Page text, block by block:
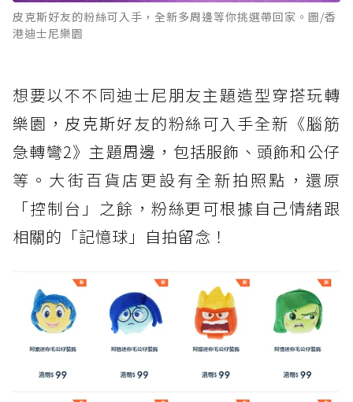
皮克斯好友的粉絲可入手，全新多周邊等你挑選帶回家。圖/香
港迪士尼樂園
想要以不不同迪士尼朋友主題造型穿搭玩轉
樂園，皮克斯好友的粉絲可入手全新《腦筋
急轉彎2》主題周邊，包括服飾、頭飾和公仔
等。大街百貨店更設有全新拍照點，還原
「控制台」之餘，粉絲更可根據自己情緒跟
相關的「記憶球」自拍留念！